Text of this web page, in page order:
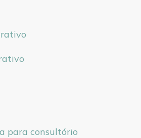
para consultório